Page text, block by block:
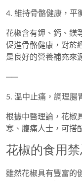
4. 維持骨骼健康，平
花椒含有鉀、鈣、鎂
促進骨骼健康，對於
是良好的營養補充來
──
5. 溫中止痛，調理腸
根據中醫理論，花椒
寒、腹痛人士 ，可搭
花椒的食用
雖然花椒具有豐富的